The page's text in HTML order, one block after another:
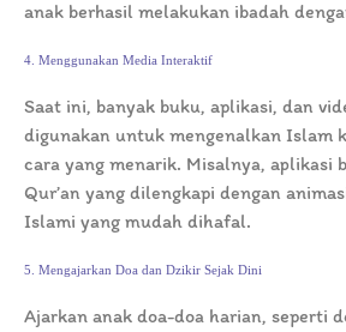
anak berhasil melakukan ibadah
4. Menggunakan Media Interaktif
Saat ini, banyak buku, aplikasi, dan
digunakan untuk mengenalkan Islam
cara yang menarik. Misalnya, aplikasi
Qur’an yang dilengkapi dengan
Islami yang mudah dihafal.
5. Mengajarkan Doa dan Dzikir Sejak Dini
Ajarkan anak doa-doa harian, seperti